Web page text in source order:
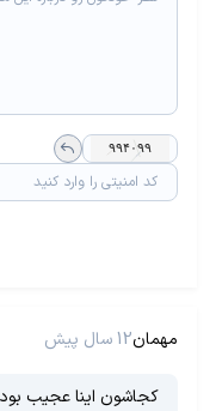
مهمان12 سال پیش
کجاشون اینا عجیب